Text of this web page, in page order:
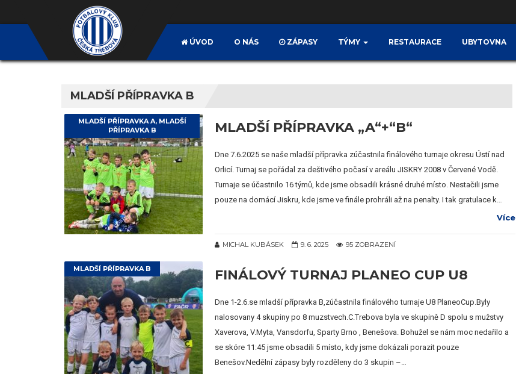
ÚVOD O NÁS ZÁPASY TÝMY RESTAURACE UBYTOVNA
MLADŠÍ PŘÍPRAVKA B
MLADŠÍ PŘÍPRAVKA A, MLADŠÍ
PŘÍPRAVKA B
MLADŠÍ PŘÍPRAVKA „A“+“B“
Dne 7.6.2025 se naše mladší přípravka zúčastnila finálového turnaje okresu Ústí nad
Orlicí. Turnaj se pořádal za deštivého počasí v areálu JISKRY 2008 v Červené Vodě.
Turnaje se účastnilo 16 týmů, kde jsme obsadili krásné druhé místo. Nestačili jsme
pouze na domácí Jiskru, kde jsme ve finále prohráli až na penalty. I tak gratulace k…
Více
MICHAL KUBÁSEK 9. 6. 2025 95 ZOBRAZENÍ
MLADŠÍ PŘÍPRAVKA B FINÁLOVÝ TURNAJ PLANEO CUP U8
Dne 1-2.6.se mladší přípravka B,zúčastnila finálového turnaje U8 PlaneoCup.Byly
nalosovany 4 skupiny po 8 muzstvech.C.Trebova byla ve skupině D spolu s mužstvy
Xaverova, V.Myta, Vansdorfu, Sparty Brno , Benešova. Bohužel se nám moc nedařilo a
se skóre 11:45 jsme obsadili 5 místo, kdy jsme dokázali porazit pouze
Benešov.Nedělní zápasy byly rozděleny do 3 skupin –…